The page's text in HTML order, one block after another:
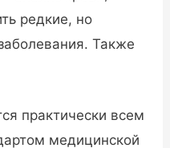
редкие, но
Также
практически всем
медицинской